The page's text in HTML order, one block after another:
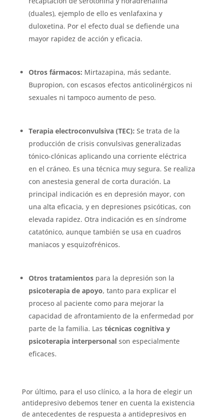
(duales), ejemplo de ello es venlafaxina y
duloxetina. Por el efecto dual se defiende una
mayor rapidez de acción y eficacia.
Otros fármacos: Mirtazapina, más sedante.
Bupropion, con escasos efectos anticolinérgicos ni
sexuales ni tampoco aumento de peso.
Terapia electroconvulsiva (TEC): Se trata de la
producción de crisis convulsivas generalizadas
tónico-clónicas aplicando una corriente eléctrica
en el cráneo. Es una técnica muy segura. Se realiza
con anestesia general de corta duración. La
principal indicación es en depresión mayor, con
una alta eficacia, y en depresiones psicóticas, con
elevada rapidez. Otra indicación es en síndrome
catatónico, aunque también se usa en cuadros
maniacos y esquizofrénicos.
Otros tratamientospara la depresión son la
psicoterapia de apoyo, tanto para explicar el
proceso al paciente como para mejorar la
capacidad de afrontamiento de la enfermedad por
parte de la familia. Las técnicas cognitiva y
psicoterapia interpersonalson especialmente
eficaces.
Por último, para el uso clínico, a la hora de elegir un
antidepresivo debemos tener en cuenta la existencia
de antecedentes de respuesta a antidepresivos en